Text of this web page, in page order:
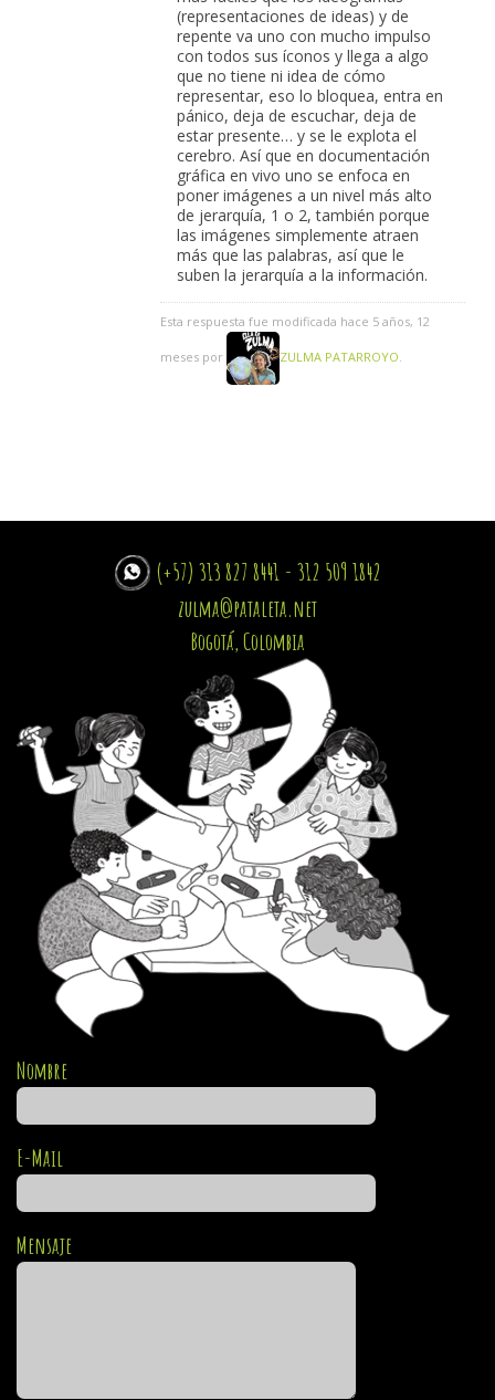
(representaciones de ideas) y de
repente va uno con mucho impulso
con todos sus íconos y llega a algo
que no tiene ni idea de cómo
representar, eso lo bloquea, entra en
pánico, deja de escuchar, deja de
estar presente… y se le explota el
cerebro. Así que en documentación
gráfica en vivo uno se enfoca en
poner imágenes a un nivel más alto
de jerarquía, 1 o 2, también porque
las imágenes simplemente atraen
más que las palabras, así que le
suben la jerarquía a la información.
Esta respuesta fue modificada hace 5 años, 12
meses por ZULMA PATARROYO
(+57) 313 827 8441 - 312 509 1842
zulma@pataleta.net
Bogotá, Colombia
Nombre
E-Mail
Mensaje